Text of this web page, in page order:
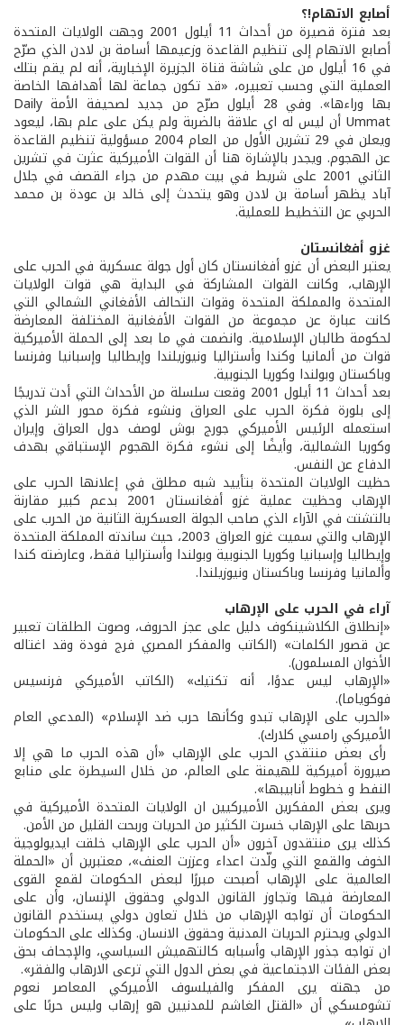
أصابع الاتهام!؟
بعد فترة قصيرة من أحداث 11 أيلول 2001 وجهت الولايات المتحدة
أصابع الاتهام إلى تنظيم القاعدة وزعيمها أسامة بن لادن الذي صرّح
في 16 أيلول من على شاشة قناة الجزيرة الإخبارية، أنه لم يقم بتلك
العملية التي وحسب تعبيره، «قد تكون جماعة لها أهدافها الخاصة
بها وراءها». وفي 28 أيلول صرّح من جديد لصحيفة الأمة Daily
Ummat أن ليس له اي علاقة بالضربة ولم يكن على علم بها، ليعود
ويعلن في 29 تشرين الأول من العام 2004 مسؤولية تنظيم القاعدة
عن الهجوم. ويجدر بالإشارة هنا أن القوات الأميركية عثرت في تشرين
الثاني 2001 على شريط في بيت مهدم من جراء القصف في جلال
آباد يظهر أسامة بن لادن وهو يتحدث إلى خالد بن عودة بن محمد
الحربي عن التخطيط للعملية.
غزو أفغانستان
يعتبر البعض أن غزو أفغانستان كان أول جولة عسكرية في الحرب على
الإرهاب، وكانت القوات المشاركة في البداية هي قوات الولايات
المتحدة والمملكة المتحدة وقوات التحالف الأفغاني الشمالي التي
كانت عبارة عن مجموعة من القوات الأفغانية المختلفة المعارضة
لحكومة طالبان الإسلامية. وانضمت في ما بعد إلى الحملة الأميركية
قوات من ألمانيا وكندا وأستراليا ونيوزيلندا وإيطاليا وإسبانيا وفرنسا
وباكستان وبولندا وكوريا الجنوبية.
بعد أحداث 11 أيلول 2001 وقعت سلسلة من الأحداث التي أدت تدريجًا
إلى بلورة فكرة الحرب على العراق ونشوء فكرة محور الشر الذي
استعمله الرئيس الأميركي جورج بوش لوصف دول العراق وإيران
وكوريا الشمالية، وأيضًا إلى نشوء فكرة الهجوم الإستباقي بهدف
الدفاع عن النفس.
حظيت الولايات المتحدة بتأييد شبه مطلق في إعلانها الحرب على
الإرهاب وحظيت عملية غزو أفغانستان 2001 بدعم كبير مقارنة
بالتشتت في الآراء الذي صاحب الجولة العسكرية الثانية من الحرب على
الإرهاب والتي سميت غزو العراق 2003، حيث ساندته المملكة المتحدة
وإيطاليا وإسبانيا وكوريا الجنوبية وبولندا وأستراليا فقط، وعارضته كندا
وألمانيا وفرنسا وباكستان ونيوزيلندا.
آراء في الحرب على الإرهاب
«إنطلاق الكلاشينكوف دليل على عجز الحروف، وصوت الطلقات تعبير
عن قصور الكلمات» (الكاتب والمفكر المصري فرج فودة وقد اغتاله
الأخوان المسلمون).
«الإرهاب ليس عدوًا، أنه تكتيك» (الكاتب الأميركي فرنسيس
فوكوياما).
«الحرب على الإرهاب تبدو وكأنها حرب ضد الإسلام» (المدعي العام
الأميركي رامسي كلارك).
رأى بعض منتقدي الحرب على الإرهاب «أن هذه الحرب ما هي إلا
صيرورة أميركية للهيمنة على العالم، من خلال السيطرة على منابع
النفط و خطوط أنابيبها».
ويرى بعض المفكرين الأميركيين ان الولايات المتحدة الأميركية في
حربها على الإرهاب خسرت الكثير من الحريات وربحت القليل من الأمن.
كذلك يرى منتقدون آخرون «أن الحرب على الإرهاب خلقت ايديولوجية
الخوف والقمع التي ولّدت اعداء وعززت العنف»، معتبرين أن «الحملة
العالمية على الإرهاب أصبحت مبررًا لبعض الحكومات لقمع القوى
المعارضة فيها وتجاوز القانون الدولي وحقوق الإنسان، وأن على
الحكومات أن تواجه الإرهاب من خلال تعاون دولي يستخدم القانون
الدولي ويحترم الحريات المدنية وحقوق الانسان. وكذلك على الحكومات
ان تواجه جذور الإرهاب وأسبابه كالتهميش السياسي، والإجحاف بحق
بعض الفئات الاجتماعية في بعض الدول التي ترعى الارهاب والفقر».
من جهته يرى المفكر والفيلسوف الأميركي المعاصر نعوم
تشومسكي أن «القتل الغاشم للمدنيين هو إرهاب وليس حربًا على